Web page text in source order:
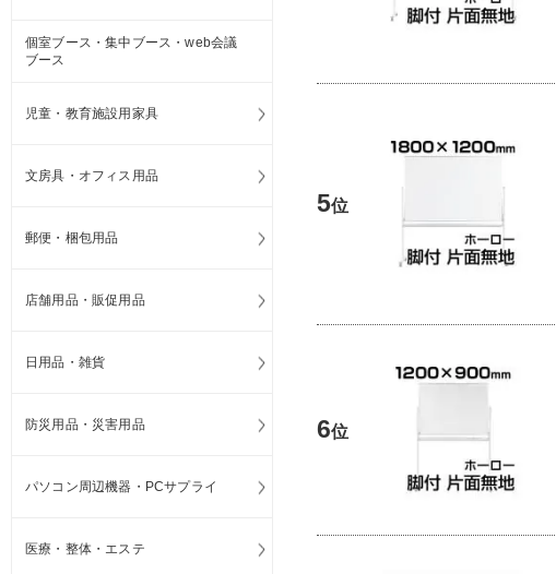
5位
6位
個室ブース・集中ブース・web会議
ブース
児童・教育施設用家具
文房具・オフィス用品
郵便・梱包用品
店舗用品・販促用品
日用品・雑貨
防災用品・災害用品
パソコン周辺機器・PCサプライ
医療・整体・エステ